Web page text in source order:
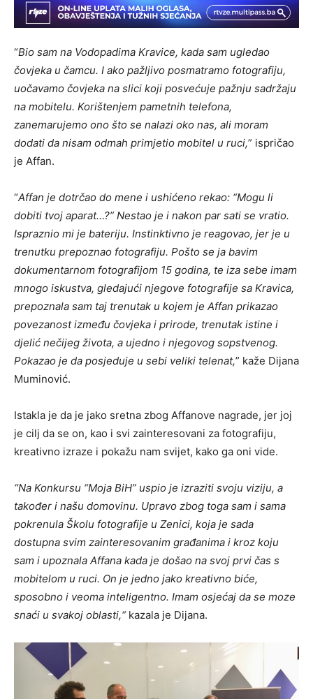
“Bio sam na Vodopadima Kravice, kada sam ugledao
čovjeka u čamcu. I ako pažljivo posmatramo fotografiju,
uočavamo čovjeka na slici koji posvećuje pažnju sadržaju
na mobitelu. Korištenjem pametnih telefona,
zanemarujemo ono što se nalazi oko nas, ali moram
dodati da nisam odmah primjetio mobitel u ruci,” ispričao
je Affan.
“Affan je dotrčao do mene i ushićeno rekao: “Mogu li
dobiti tvoj aparat…?” Nestao je i nakon par sati se vratio.
Ispraznio mi je bateriju. Instinktivno je reagovao, jer je u
trenutku prepoznao fotografiju. Pošto se ja bavim
dokumentarnom fotografijom 15 godina, te iza sebe imam
mnogo iskustva, gledajući njegove fotografije sa Kravica,
prepoznala sam taj trenutak u kojem je Affan prikazao
povezanost između čovjeka i prirode, trenutak istine i
djelić nečijeg života, a ujedno i njegovog sopstvenog.
Pokazao je da posjeduje u sebi veliki telenat,” kaže Dijana
Muminović.
Istakla je da je jako sretna zbog Affanove nagrade, jer joj
je cilj da se on, kao i svi zainteresovani za fotografiju,
kreativno izraze i pokažu nam svijet, kako ga oni vide.
“Na Konkursu “Moja BiH” uspio je izraziti svoju viziju, a
također i našu domovinu. Upravo zbog toga sam i sama
pokrenula Školu fotografije u Zenici, koja je sada
dostupna svim zainteresovanim građanima i kroz koju
sam i upoznala Affana kada je došao na svoj prvi čas s
mobitelom u ruci. On je jedno jako kreativno biće,
sposobno i veoma inteligentno. Imam osjećaj da se moze
snaći u svakoj oblasti,“kazala je Dijana.